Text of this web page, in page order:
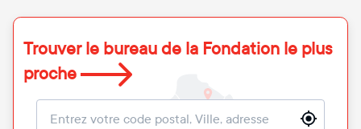
Trouver le bureau de la Fondation le plus
proche
Localisation